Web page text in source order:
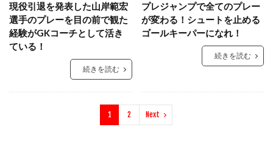
現役引退を発表した山岸範宏
選手のプレーを目の前で観た
経験がGKコーチとして活き
ている！
続きを読む
プレジャンプで全てのプレー
が変わる！シュートを止める
ゴールキーパーになれ！
続きを読む
1 2 Next
モンテディオ
モンテディオ山形
ヤシン・トロフィー
ユベントス
ライナー性
ラージョ
リトリートライン
リバウンドメンタリティー
リバプール
レアルマドリー
上田綺世